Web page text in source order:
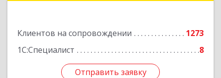
Клиентов на сопровождении
1273
1С:Специалист
8
Отправить заявку
Отправить заявку